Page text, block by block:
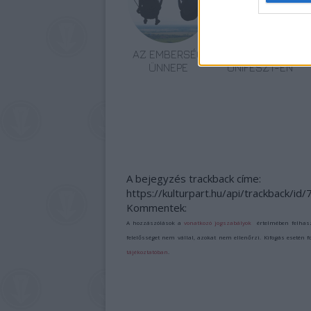
AZ EMBERSÉG
ÜNNEPE
ONIFESZT-EN
A bejegyzés trackback címe:
https://kulturpart.hu/api/trackback/id/
Kommentek:
A hozzászólások avonatkozó jogszabályok értelmében
felelősséget nem vállal, azokat nem ellenőrzi. Kifogás esetén
tájékoztatóban